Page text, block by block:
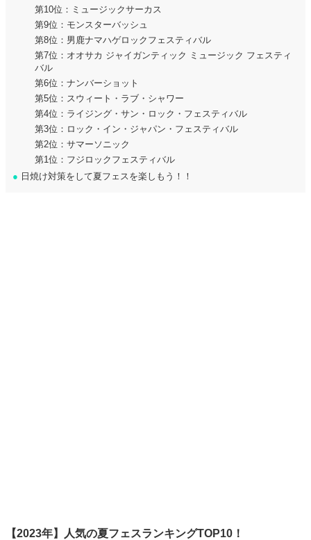
第10位：ミュージックサーカス
第9位：モンスターバッシュ
第8位：男鹿ナマハゲロックフェスティバル
第7位：オオサカ ジャイガンティック ミュージック フェスティ
バル
第6位：ナンバーショット
第5位：スウィート・ラブ・シャワー
第4位：ライジング・サン・ロック・フェスティバル
第3位：ロック・イン・ジャパン・フェスティバル
第2位：サマーソニック
第1位：フジロックフェスティバル
● 日焼け対策をして夏フェスを楽しもう！！
【2023年】人気の夏フェスランキングTOP10！